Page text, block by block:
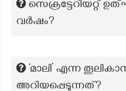
സെക്രട്ടേറിയറ്റ്
വർഷം?
‘മാലി’ എന്ന
അറിയപ്പെടുന്നത്?